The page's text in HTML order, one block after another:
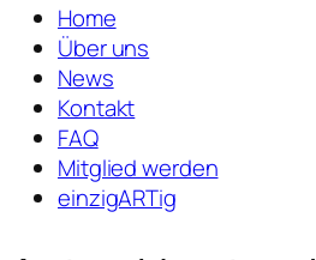
Home
Über uns
News
Kontakt
FAQ
Mitglied werden
einzigARTig